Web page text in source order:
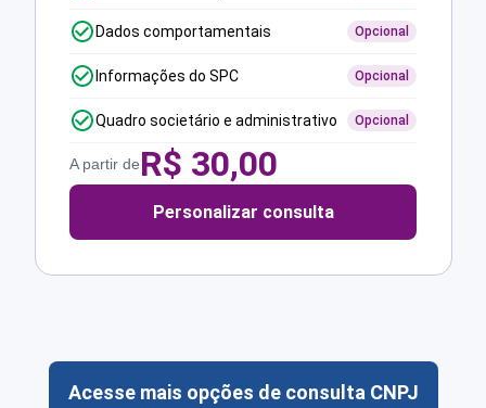
Dados comportamentais Opcional
Informações do SPC Opcional
Quadro societário e administrativo Opcional
A partir deR$ 30,00
Personalizar consulta
Acesse mais opções de consulta CNPJ